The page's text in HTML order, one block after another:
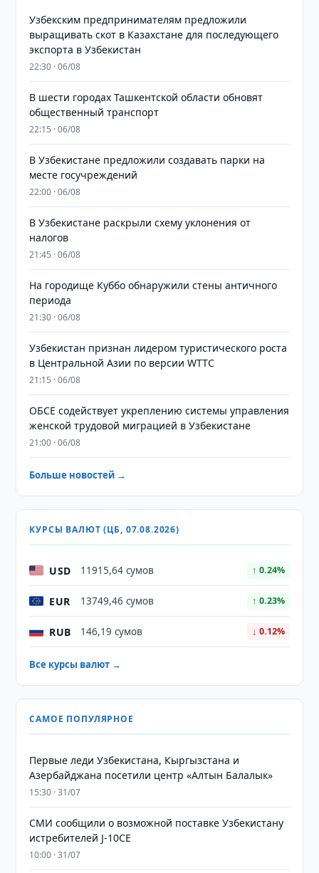
Узбекским предпринимателям предложили
выращивать скот в Казахстане для последующего
экспорта в Узбекистан
22:30 · 06/08
В шести городах Ташкентской области обновят
общественный транспорт
22:15 · 06/08
В Узбекистане предложили создавать парки на
месте госучреждений
22:00 · 06/08
В Узбекистане раскрыли схему уклонения от
налогов
21:45 · 06/08
На городище Куббо обнаружили стены античного
периода
21:30 · 06/08
Узбекистан признан лидером туристического роста
в Центральной Азии по версии WTTC
21:15 · 06/08
ОБСЕ содействует укреплению системы управления
женской трудовой миграцией в Узбекистане
21:00 · 06/08
Больше новостей →
КУРСЫ ВАЛЮТ (ЦБ, 07.08.2026)
USD 11915,64 сумов ↑ 0.24%
EUR 13749,46 сумов ↑ 0.23%
RUB 146,19 сумов ↓ 0.12%
Все курсы валют →
САМОЕ ПОПУЛЯРНОЕ
Первые леди Узбекистана, Кыргызстана и
Азербайджана посетили центр «Алтын Балалык»
15:30 · 31/07
СМИ сообщили о возможной поставке Узбекистану
истребителей J-10CE
10:00 · 31/07